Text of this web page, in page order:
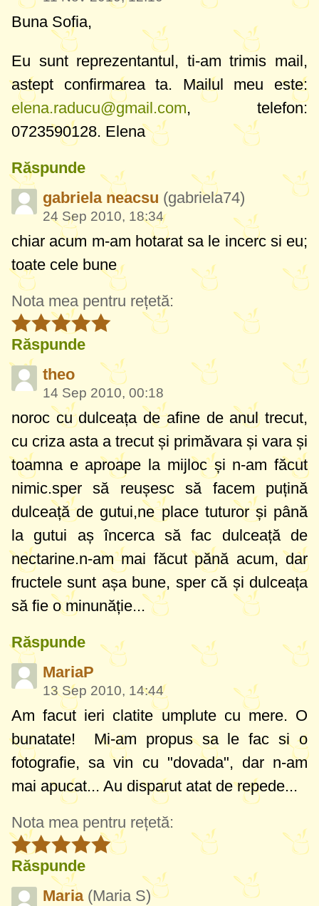
Buna Sofia,
Eu sunt reprezentantul, ti-am trimis mail,
astept confirmarea ta. Mailul meu este:
elena.raducu@gmail.com, telefon:
0723590128. Elena
Răspunde
gabriela neacsu (gabriela74)
24 Sep 2010, 18:34
chiar acum m-am hotarat sa le incerc si eu;
toate cele bune
Nota mea pentru rețetă:
Răspunde
theo
14 Sep 2010, 00:18
noroc cu dulceața de afine de anul trecut,
cu criza asta a trecut și primăvara și vara și
toamna e aproape la mijloc și n-am făcut
nimic.sper să reușesc să facem puțină
dulceață de gutui,ne place tuturor și până
la gutui aș încerca să fac dulceață de
nectarine.n-am mai făcut pănă acum, dar
fructele sunt așa bune, sper că și dulceața
să fie o minunăție...
Răspunde
MariaP
13 Sep 2010, 14:44
Am facut ieri clatite umplute cu mere. O
bunatate! Mi-am propus sa le fac si o
fotografie, sa vin cu "dovada", dar n-am
mai apucat... Au disparut atat de repede...
Nota mea pentru rețetă:
Răspunde
Maria (Maria S)